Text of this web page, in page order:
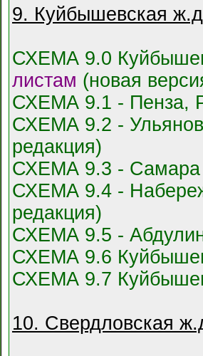
9. Куйбышевская
СХЕМА 9.0
листам (новая
СХЕМА 9.1 - Пенза,
СХЕМА 9.2 -
редакция)
СХЕМА 9.3 - Самара
СХЕМА 9.4 -
редакция)
СХЕМА 9.5 -
СХЕМА 9.6
СХЕМА 9.7
10. Свердловская